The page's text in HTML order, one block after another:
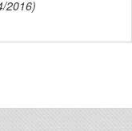
2016)